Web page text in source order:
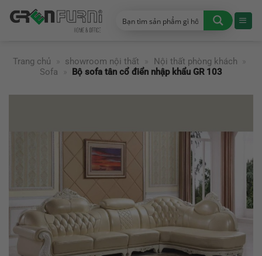
đến
Trang chủ
» showroom nội thất » Nội thất phòng khách
»
Sofa
» Bộ sofa tân cổ điển nhập khẩu GR 103